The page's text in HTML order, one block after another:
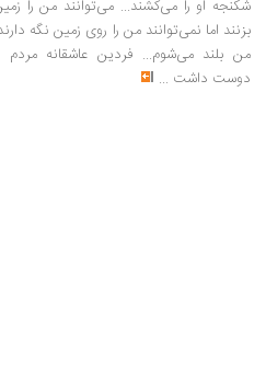
شکنجه او را می‌کشند... می‌توانند من را
بزنند اما نمی‌توانند من را روی زمین نگه
من بلند می‌شوم... فردین عاشقانه مردم
دوست داشت ...